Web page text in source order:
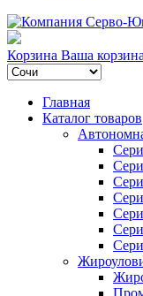
Корзина Ваша
Главная
Каталог товаров